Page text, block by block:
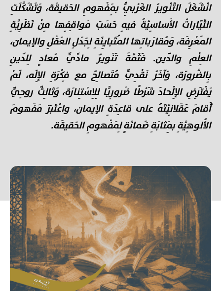
انْشَغَلَ التَّنْويرُ الغَرْبِيُّ بِمَفْهومِ الحَقيقَة، وَتَشَكَّلَتِ
التَّيّاراتُ الأَساسِيَّةُ فيهِ حَسَبَ مَواقِفِها مِنْ نَظَرِيَّةِ
المَعْرِفَة، وَمُقارَباتِها المُتَبايِنَةِ لِجَدَلِ العَقْلِ والإيمان،
العِلْمِ والدّين. فَثَمَّةَ تَنْويرٌ مادِّيٌّ مُعادٍ لِلدّينِ
بِالضَّرورَة، وَآخَرُ نَقْدِيٌّ مُتَصالِحٌ مع فِكْرَةِ الإِلَه، لَمْ
يَفْتَرِضِ الإِلْحادَ شَرْطًا ضَرورِيًّا لِلِاسْتِنارَة، وَثالِثٌ روحِيٌّ
أَقامَ عَقْلانِيَّتَهُ على قاعِدَةِ الإيمان، واعْتَبَرَ مَفْهومَ
الأُلوهِيَّةِ بِمَثابَةِ ضَمانَةٍ لِمَفْهومِ الحَقيقَة.